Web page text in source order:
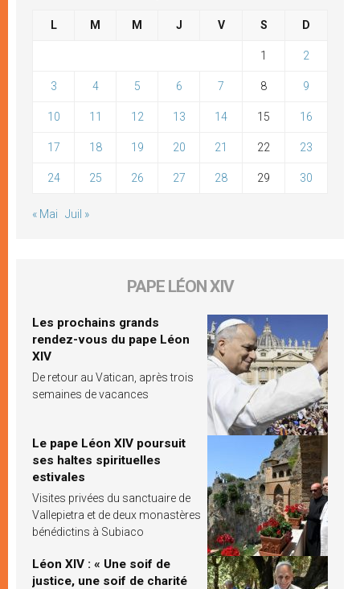
L M M J V S D
1 2
3 4 5 6 7 8 9
10 11 12 13 14 15 16
17 18 19 20 21 22 23
24 25 26 27 28 29 30
« Mai Juil »
PAPE LÉON XIV
Les prochains grands
rendez-vous du pape Léon
XIV
De retour au Vatican, après trois
semaines de vacances
Le pape Léon XIV poursuit
ses haltes spirituelles
estivales
Visites privées du sanctuaire de
Vallepietra et de deux monastères
bénédictins à Subiaco
Léon XIV : « Une soif de
justice, une soif de charité